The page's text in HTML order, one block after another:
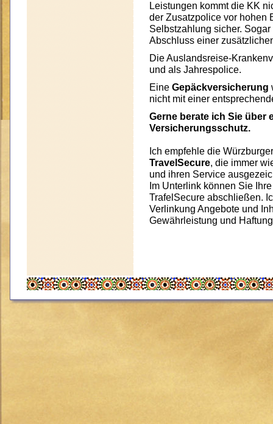
Leistungen kommt die KK
der Zusatzpolice vor hohen
Selbstzahlung sicher.
Abschluss einer
Die Auslandsreise-
und als Jahrespolice.
Eine Gepäckversicherung
nicht mit einer
Gerne berate ich Sie über
Versicherungsschutz.
Ich empfehle die
TravelSecure, die immer
und ihren Service
Im Unterlink können Sie
TrafelSecure abschließen.
Verlinkung Angebote und
Gewährleistung und